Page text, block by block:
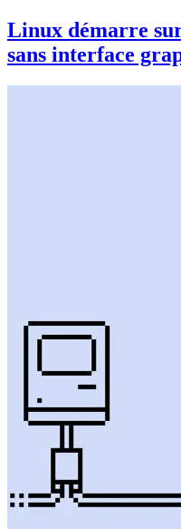
Linux démarre
sans interface